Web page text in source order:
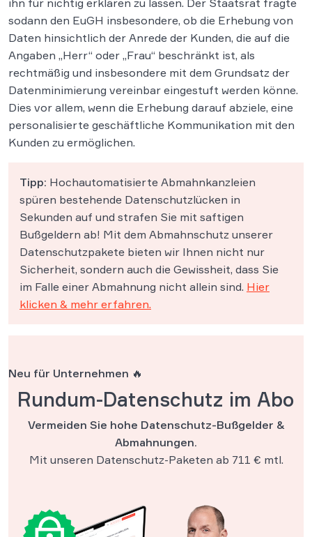
sodann den EuGH insbesondere, ob die Erhebung von
Daten hinsichtlich der Anrede der Kunden, die auf die
Angaben „Herr“ oder „Frau“ beschränkt ist, als
rechtmäßig und insbesondere mit dem Grundsatz der
Datenminimierung vereinbar eingestuft werden könne.
Dies vor allem, wenn die Erhebung darauf abziele, eine
personalisierte geschäftliche Kommunikation mit den
Kunden zu ermöglichen.
Tipp: Hochautomatisierte Abmahnkanzleien
spüren bestehende Datenschutzlücken in
Sekunden auf und strafen Sie mit saftigen
Bußgeldern ab! Mit dem Abmahnschutz unserer
Datenschutzpakete bieten wir Ihnen nicht nur
Sicherheit, sondern auch die Gewissheit, dass Sie
im Falle einer Abmahnung nicht allein sind. Hier
klicken & mehr erfahren.
Neu für Unternehmen 🔥
Rundum-Datenschutz im Abo
Vermeiden Sie hohe Datenschutz-Bußgelder &
Abmahnungen.
Mit unseren Datenschutz-Paketen ab 711 € mtl.